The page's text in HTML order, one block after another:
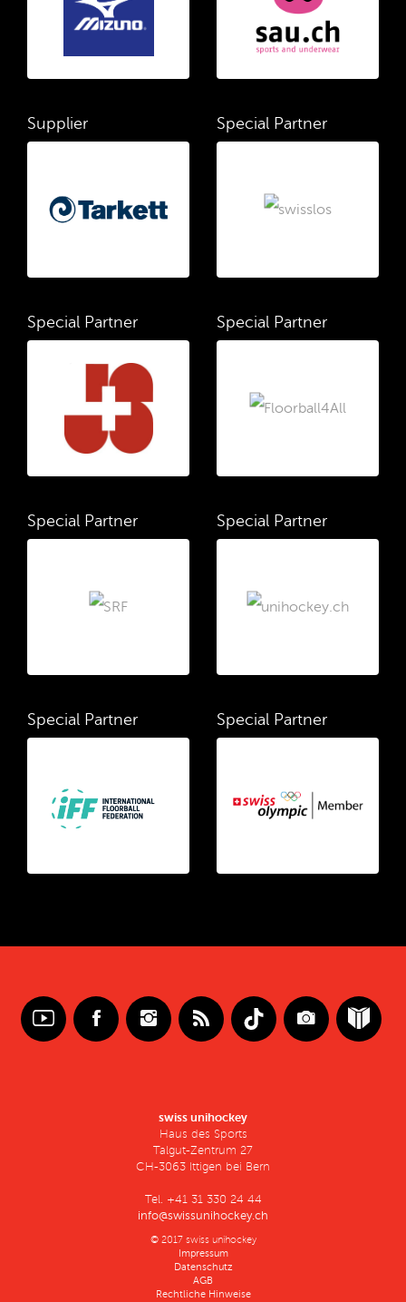
Supplier Special Partner
Special Partner Special Partner
Special Partner Special Partner
Special Partner Special Partner
swiss unihockey
Haus des Sports
Talgut-Zentrum 27
CH-3063 Ittigen bei Bern
Tel. +41 31 330 24 44
info@swissunihockey.ch
© 2017 swiss unihockey
Impressum
Datenschutz
AGB
Rechtliche Hinweise